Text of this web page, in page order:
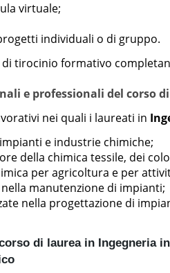
virtuale;
individuali o di gruppo.
tirocinio formativo
e professionali del corso
nei quali i laureati in
e industrie chimiche;
della chimica tessile, dei
per agricoltura e per
manutenzione di impianti;
nella progettazione di
di laurea in Ingegneria